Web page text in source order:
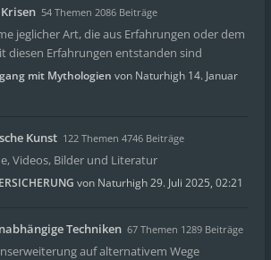
54 Themen 2086 Beiträge
jeglicher Art, die aus Erfahrungen oder dem
diesen Erfahrungen entstanden sind
mit Mythologien von Naturhigh 14. Januar
Kunst 122 Themen 4746 Beiträge
Videos, Bilder und Literatur
von Naturhigh29. Juli 2025, 02:21
Techniken 67 Themen 1289 Beiträge
auf alternativem Wege